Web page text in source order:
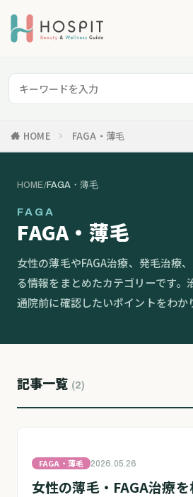
HOME FAGA・薄毛
HOME/FAGA・薄毛
FAGA
FAGA・薄毛
女性の薄毛やFAGA治療、発毛治療
る情報をまとめたカテゴリーです。
通院前に確認したいポイントをわか
記事一覧 (2)
FAGA・薄毛 2026.05.26
女性の薄毛・FAGA治療